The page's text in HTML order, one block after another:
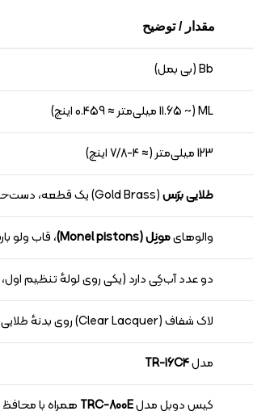
مقدار / توضیح
Bb (بی بمل)
ML (~ 11.65 میلی‌متر ≈ 0.459 اینچ)
123 میلی‌متر (≈ 4-7/8 اینچ)
طلایی برَس(Gold Brass) یک قطعه، دست‌حک شده
والوهایمونِل (Monel pistons) ، قاب ولو
دو عدد آب‌کِی دارد (یکی روی لولهٔ تنظیم
لاک شفاف (Clear Lacquer) روی بدنهٔ طلایی برَس
مدلTR-16C4
کیس دوبِل مدلTRC-800E همراه با محافظ